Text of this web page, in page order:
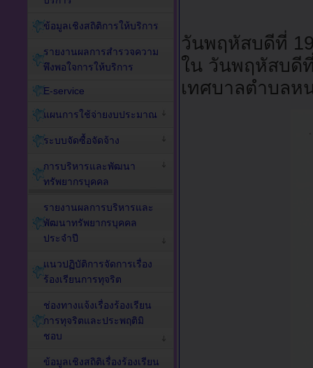
วันพฤหัสบดีที่
ใน วันพฤหัสบดี
เทศบาลตำบลห
ข้อมูลเชิงสถิติการให้บริการ
รายงานผลการสำรวจความ
พึงพอใจการให้บริการ
E-service
แผนการใช้จ่ายงบประมาณ
ระบบจัดซื้อจัดจ้าง
การบริหารและพัฒนา
ทรัพยากรบุคคล
รายงานผลการบริหารและ
พัฒนาทรัพยากรบุคคล
ประจำปี
แนวปฏิบัติการจัดการเรื่อง
ร้องเรียนการทุจริต
ช่องทางแจ้งเรื่องร้องเรียน
การทุจริตและประพฤติมิ
ชอบ
ข้อมูลเชิงสถิติเรื่องร้องเรียน